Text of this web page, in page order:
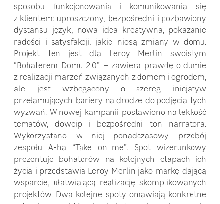
sposobu funkcjonowania i komunikowania się
z klientem: uproszczony, bezpośredni i pozbawiony
dystansu język, nowa idea kreatywna, pokazanie
radości i satysfakcji, jakie niosą zmiany w domu.
Projekt ten jest dla Leroy Merlin swoistym
“Bohaterem Domu 2.0” – zawiera prawdę o dumie
z realizacji marzeń związanych z domem i ogrodem,
ale jest wzbogacony o szereg inicjatyw
przełamujących bariery na drodze do podjęcia tych
wyzwań. W nowej kampanii postawiono na lekkość
tematów, dowcip i bezpośredni ton narratora.
Wykorzystano w niej ponadczasowy przebój
zespołu A-ha “Take on me”. Spot wizerunkowy
prezentuje bohaterów na kolejnych etapach ich
życia i przedstawia Leroy Merlin jako markę dającą
wsparcie, ułatwiającą realizację skomplikowanych
projektów. Dwa kolejne spoty omawiają konkretne